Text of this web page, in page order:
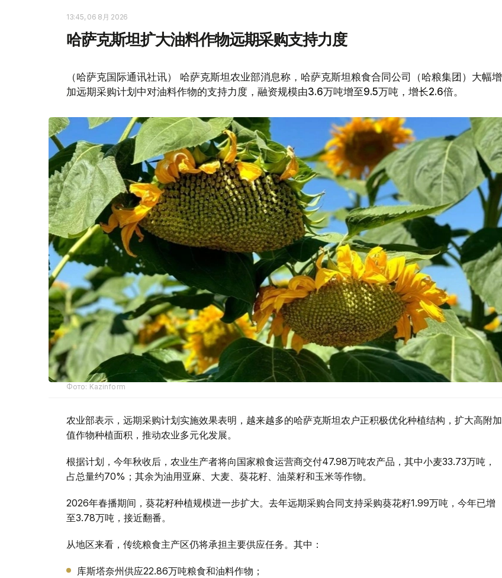
13:45, 06 8月 2026
哈萨克斯坦扩大油料作物远期采购支持力度
（哈萨克国际通讯社讯） 哈萨克斯坦农业部消息称，哈萨克斯坦粮食合同公司（哈粮集团）大幅增
加远期采购计划中对油料作物的支持力度，融资规模由3.6万吨增至9.5万吨，增长2.6倍。
Фото: Kazinform
农业部表示，远期采购计划实施效果表明，越来越多的哈萨克斯坦农户正积极优化种植结构，扩大高附加
值作物种植面积，推动农业多元化发展。
根据计划，今年秋收后，农业生产者将向国家粮食运营商交付47.98万吨农产品，其中小麦33.73万吨，
占总量约70%；其余为油用亚麻、大麦、葵花籽、油菜籽和玉米等作物。
2026年春播期间，葵花籽种植规模进一步扩大。去年远期采购合同支持采购葵花籽1.99万吨，今年已增
至3.78万吨，接近翻番。
从地区来看，传统粮食主产区仍将承担主要供应任务。其中：
库斯塔奈州供应22.86万吨粮食和油料作物；